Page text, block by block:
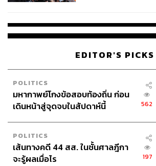
EDITOR'S PICKS
POLITICS
มหากาพย์โกงข้อสอบท้องถิ่น ก่อน
เดินหน้าสู่จุดจบในสัปดาห์นี้
562
POLITICS
เส้นทางคดี 44 สส. ในชั้นศาลฎีกา
จะรู้ผลเมื่อไร
197